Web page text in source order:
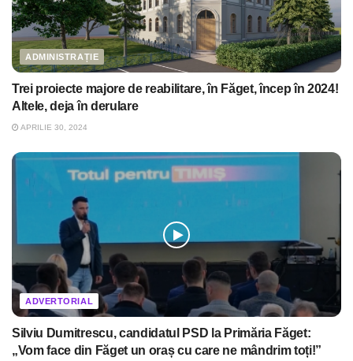
ADMINISTRAȚIE
Trei proiecte majore de reabilitare, în Făget, încep în 2024!
Altele, deja în derulare
APRILIE 30, 2024
ADVERTORIAL
Silviu Dumitrescu, candidatul PSD la Primăria Făget:
„Vom face din Făget un oraș cu care ne mândrim toți!”